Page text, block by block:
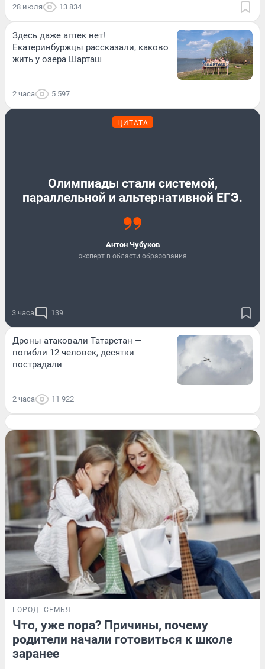
28 июля 13 834
Здесь даже аптек нет!
Екатеринбуржцы рассказали, каково
жить у озера Шарташ
2 часа 5 597
ЦИТАТА
Олимпиады стали системой,
параллельной и альтернативной ЕГЭ.
Антон Чубуков
эксперт в области образования
3 часа 139
Дроны атаковали Татарстан —
погибли 12 человек, десятки
пострадали
2 часа 11 922
ГОРОД СЕМЬЯ
Что, уже пора? Причины, почему
родители начали готовиться к школе
заранее